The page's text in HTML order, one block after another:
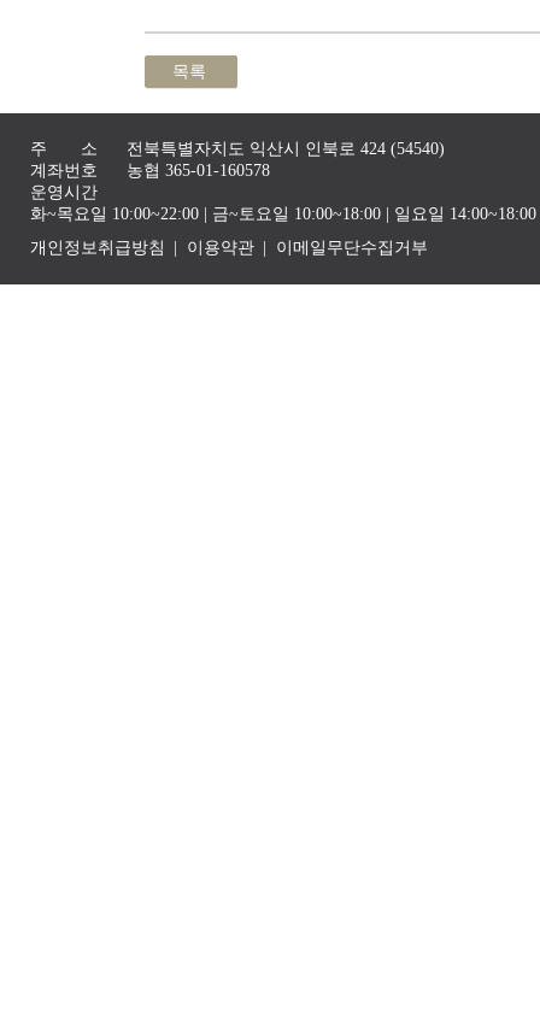
목록
주 소
전북특별자치도 익산시 인북로 424 (54540)
계좌번호
농협 365-01-160578
운영시간
화~목요일 10:00~22:00 | 금~토요일 10:00~18:00 | 일요일
개인정보취급방침
이용약관 이메일무단수집거부